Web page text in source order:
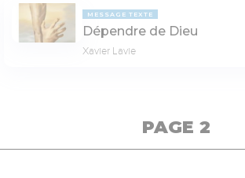
MESSAGE TEXTE
Dépendre de Dieu
Xavier Lavie
PAGE 2